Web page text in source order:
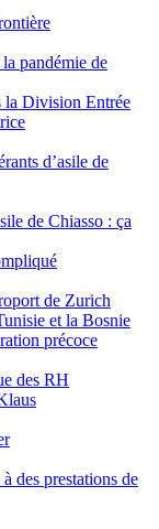
pandémie de
la Division Entrée
d’asile de
de Chiasso : ça
de Zurich
et la Bosnie
précoce
des RH
des prestations de